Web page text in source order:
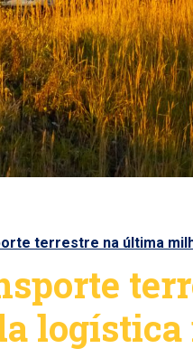
terrestre na última